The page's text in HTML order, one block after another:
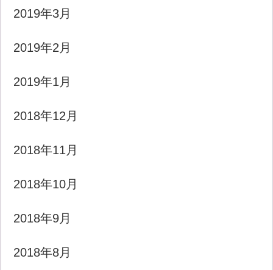
2019年3月
2019年2月
2019年1月
2018年12月
2018年11月
2018年10月
2018年9月
2018年8月